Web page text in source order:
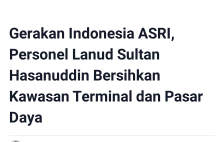
Gerakan Indonesia ASRI,
Personel Lanud Sultan
Hasanuddin Bersihkan
Kawasan Terminal dan Pasar
Daya